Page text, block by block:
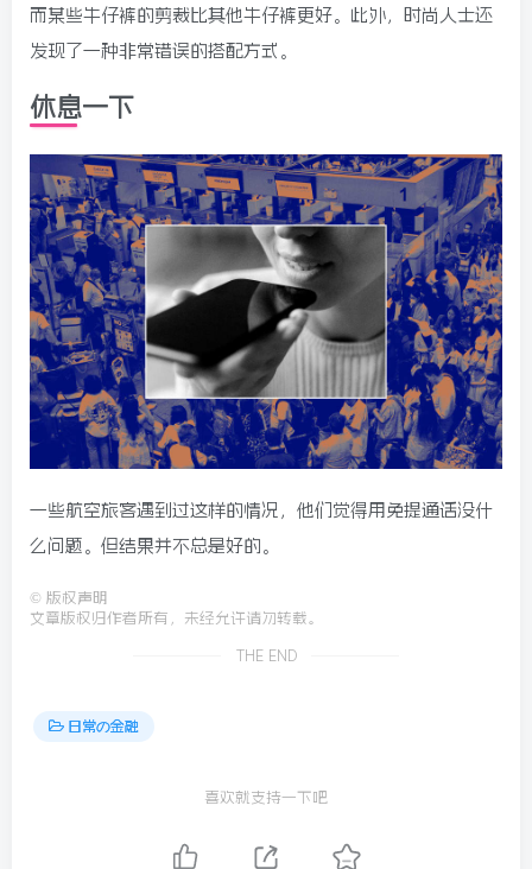
而某些牛仔裤的剪裁比其他牛仔裤更好。此外，时尚人士还
发现了一种非常错误的搭配方式。
休息一下
一些航空旅客遇到过这样的情况，他们觉得用免提通话没什
么问题。但结果并不总是好的。
© 版权声明
文章版权归作者所有，未经允许请勿转载。
THE END
日常の金融
喜欢就支持一下吧